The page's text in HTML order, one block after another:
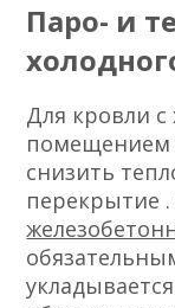
Паро- и
Для кровли
помещением
снизить
перекрытие